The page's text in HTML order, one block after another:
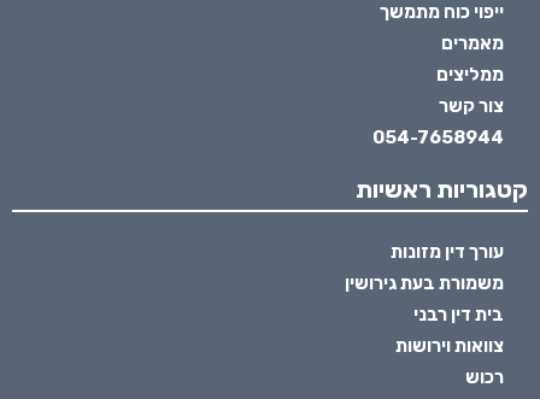
ייפוי כוח מתמשך
מאמרים
ממליצים
צור קשר
054-7658944
קטגוריות ראשיות
עורך דין מזונות
משמורת בעת גירושין
בית דין רבני
צוואות וירושות
רכוש